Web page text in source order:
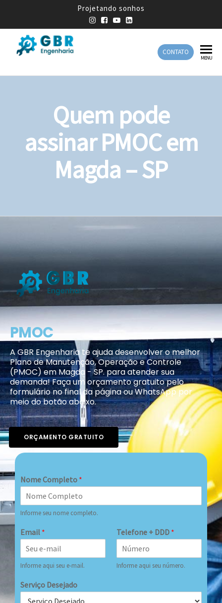
Projetando sonhos
Engenharia
Engenharia
CONTATO
MENU
Quem pode
assinar PMOC em
Magda – SP
PMOC
A GBR Engenharia te ajuda desenvolver o melhor
Plano de Manutenção, Operação e Controle
(PMOC) em Magda - SP. para atender sua
demanda! Faça um orçamento gratuito pelo
formulário no final da página ou WhatsApp por
meio do botão abaixo.
ORÇAMENTO GRATUITO
Nome Completo *
Informe seu nome completo.
Email *
Informe aqui seu e-mail.
Telefone + DDD *
Informe aqui seu número.
Serviço Desejado